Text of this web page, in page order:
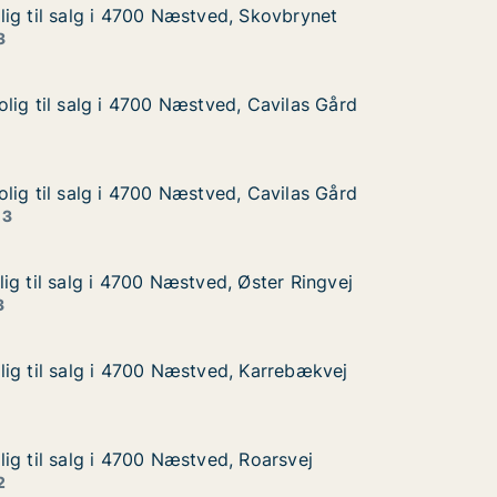
4700 Næstved, Skovbrynet
til salg i 4700 Næstved, Skovbrynet
til salg i 4700 Næstved, Skovbrynet
Gård
i 4700 Næstved, Cavilas Gård
til salg i 4700 Næstved, Cavilas Gård
til salg i 4700 Næstved, Cavilas Gård
Gård
i 4700 Næstved, Cavilas Gård
til salg i 4700 Næstved, Cavilas Gård
til salg i 4700 Næstved, Cavilas Gård
Ringvej
4700 Næstved, Øster Ringvej
til salg i 4700 Næstved, Øster Ringvej
til salg i 4700 Næstved, Øster Ringvej
4700 Næstved, Karrebækvej
til salg i 4700 Næstved, Karrebækvej
til salg i 4700 Næstved, Karrebækvej
4700 Næstved, Roarsvej
til salg i 4700 Næstved, Roarsvej
til salg i 4700 Næstved, Roarsvej